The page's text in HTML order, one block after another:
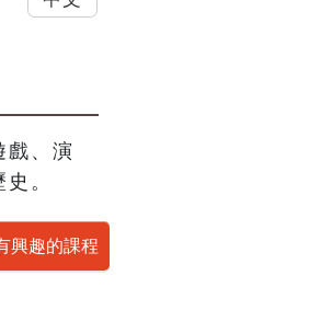
戲、演
。
興趣的課程